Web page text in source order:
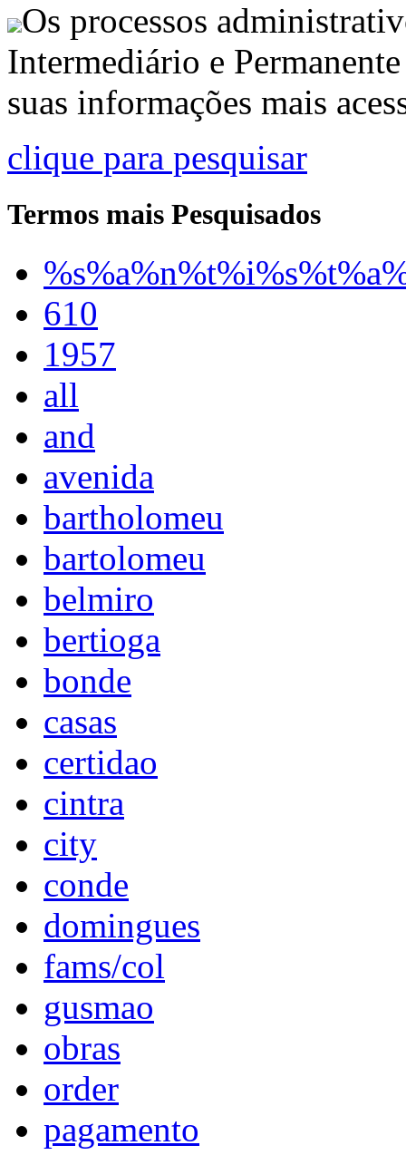
Os processos
Intermediário e
suas informações mais
clique para pesquisar
Termos mais Pesquisados
610
1957
all
and
avenida
bartholomeu
bartolomeu
belmiro
bertioga
bonde
casas
certidao
cintra
city
conde
domingues
fams/col
gusmao
obras
order
pagamento